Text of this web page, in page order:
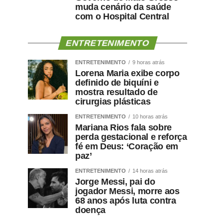
muda cenário da saúde
com o Hospital Central
ENTRETENIMENTO
ENTRETENIMENTO 9 horas atrás
Lorena Maria exibe corpo
definido de biquíni e
mostra resultado de
cirurgias plásticas
ENTRETENIMENTO 10 horas atrás
Mariana Rios fala sobre
perda gestacional e reforça
fé em Deus: ‘Coração em
paz’
ENTRETENIMENTO 14 horas atrás
Jorge Messi, pai do
jogador Messi, morre aos
68 anos após luta contra
doença